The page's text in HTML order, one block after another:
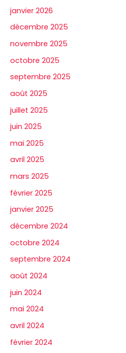
janvier 2026
décembre 2025
novembre 2025
octobre 2025
septembre 2025
août 2025
juillet 2025
juin 2025
mai 2025
avril 2025
mars 2025
février 2025
janvier 2025
décembre 2024
octobre 2024
septembre 2024
août 2024
juin 2024
mai 2024
avril 2024
février 2024